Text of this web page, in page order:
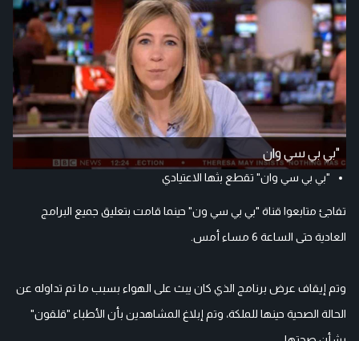
"بي بي سي وان
"بي بي سي وان" تقطع بثها الاعتيادي
تفاجئ متابعوا قناة "بي بي سي ون" حينما قامت بتعليق جميع البرامج
العادية حتى الساعة 6 مساء أمس.
وتم إيقاف عرض برنامج الذي كان يبث على الهواء بسبب ما تم تداوله عن
الحالة الصحية حينها للملكة، وتم إبلاغ المشاهدين بأن الأطباء "قلقون"